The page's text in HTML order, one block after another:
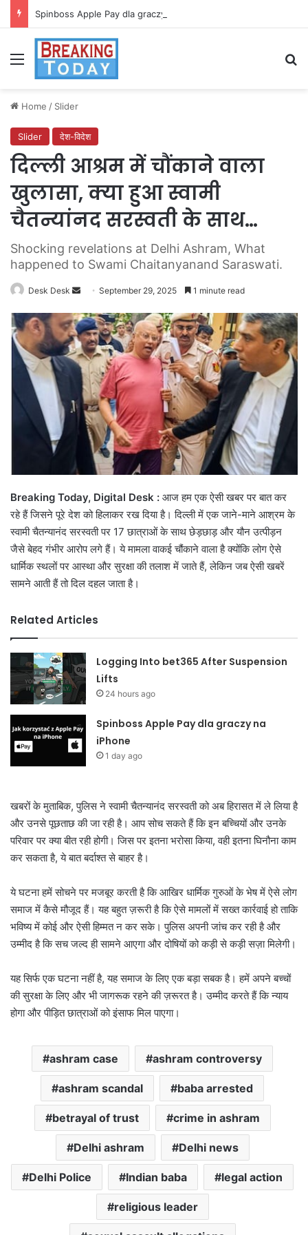
Spinboss Apple Pay dla graczy na iPhone
Menu
Home / Slider
Slider देश-विदेश
दिल्ली आश्रम में चौंकाने वाला
खुलासा, क्या हुआ स्वामी
चैतन्यांनद सरस्वती के साथ…
Shocking revelations at Delhi Ashram, What
happened to Swami Chaitanyanand Saraswati.
Desk Desk
Send
email
September 29, 2025 1 minute read
Breaking Today, Digital Desk : आज हम एक ऐसी खबर पर बात कर
रहे हैं जिसने पूरे देश को हिलाकर रख दिया है। दिल्ली में एक जाने-माने आश्रम के
स्वामी चैतन्यानंद सरस्वती पर 17 छात्राओं के साथ छेड़छाड़ और यौन उत्पीड़न
जैसे बेहद गंभीर आरोप लगे हैं। ये मामला वाकई चौंकाने वाला है क्योंकि लोग ऐसे
धार्मिक स्थलों पर आस्था और सुरक्षा की तलाश में जाते हैं, लेकिन जब ऐसी खबरें
सामने आती हैं तो दिल दहल जाता है।
Related Articles
Logging Into bet365 After Suspension
Lifts
24 hours ago
Spinboss Apple Pay dla graczy na
iPhone
1 day ago
खबरों के मुताबिक, पुलिस ने स्वामी चैतन्यानंद सरस्वती को अब हिरासत में ले लिया है
और उनसे पूछताछ की जा रही है। आप सोच सकते हैं कि इन बच्चियों और उनके
परिवार पर क्या बीत रही होगी। जिस पर इतना भरोसा किया, वही इतना घिनौना काम
कर सकता है, ये बात बर्दाश्त से बाहर है।
ये घटना हमें सोचने पर मजबूर करती है कि आखिर धार्मिक गुरुओं के भेष में ऐसे लोग
समाज में कैसे मौजूद हैं। यह बहुत ज़रूरी है कि ऐसे मामलों में सख्त कार्रवाई हो ताकि
भविष्य में कोई और ऐसी हिम्मत न कर सके। पुलिस अपनी जांच कर रही है और
उम्मीद है कि सच जल्द ही सामने आएगा और दोषियों को कड़ी से कड़ी सज़ा मिलेगी।
यह सिर्फ एक घटना नहीं है, यह समाज के लिए एक बड़ा सबक है। हमें अपने बच्चों
की सुरक्षा के लिए और भी जागरूक रहने की ज़रूरत है। उम्मीद करते हैं कि न्याय
होगा और पीड़ित छात्राओं को इंसाफ मिल पाएगा।
ashram case ashram controversy
ashram scandal baba arrested
betrayal of trust crime in ashram
Delhi ashram Delhi news
Delhi Police Indian baba legal action
religious leader